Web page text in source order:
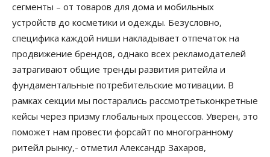
сегменты – от товаров для дома и мобильных
устройств до косметики и одежды. Безусловно,
специфика каждой ниши накладывает отпечаток на
продвижение брендов, однако всех рекламодателей
затрагивают общие тренды развития ритейла и
фундаментальные потребительские мотивации. В
рамках секции мы постарались рассмотретьконкретные
кейсы через призму глобальных процессов. Уверен, это
поможет нам провести форсайт по многогранному
ритейл рынку,- отметил Александр Захаров,